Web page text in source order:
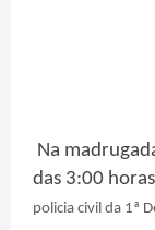
Na
das 3:00
policia civil da 1ª